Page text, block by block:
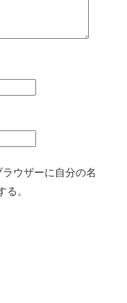
ウザーに自分の名
。